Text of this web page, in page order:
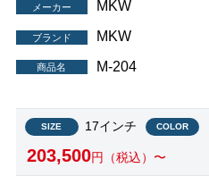
メーカー MKW
ブランド MKW
商品名 M-204
SIZE 17インチ COLOR
203,500円（税込）〜